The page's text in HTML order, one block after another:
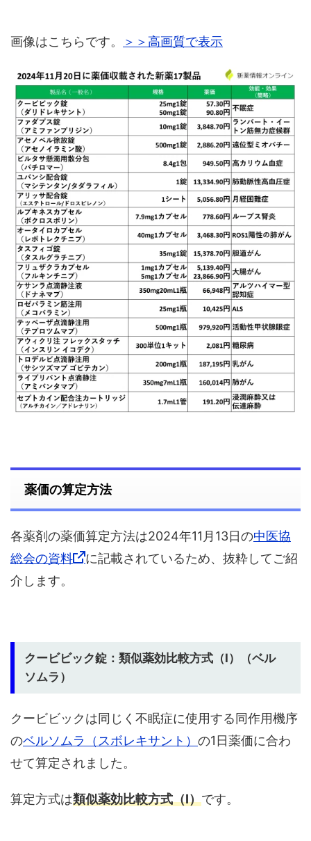
画像はこちらです。 ＞＞高画質で表示
薬価の算定方法
各薬剤の薬価算定方法は2024年11月13日の中医協
総会の資料
に記載されているため、抜粋してご紹
介します。
クービビック錠：類似薬効比較方式（Ⅰ）（ベル
ソムラ）
クービビックは同じく不眠症に使用する同作用機序
のベルソムラ（スボレキサント） の1日薬価に合わ
せて算定されました。
算定方式は類似薬効比較方式（Ⅰ）です。